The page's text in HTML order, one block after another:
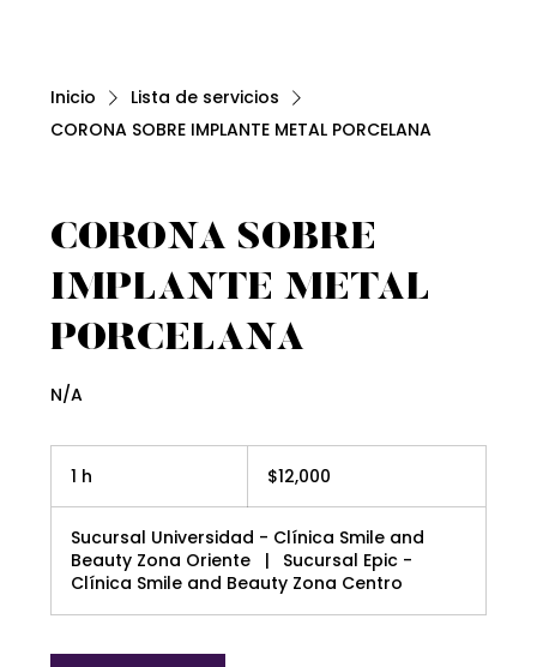
Inicio
Lista de servicios
CORONA SOBRE IMPLANTE METAL PORCELANA
CORONA SOBRE
IMPLANTE METAL
PORCELANA
N/A
1 h
mexicanos
$12,000
Sucursal Universidad - Clínica Smile and
Beauty Zona Oriente
|
Sucursal Epic -
Clínica Smile and Beauty Zona Centro